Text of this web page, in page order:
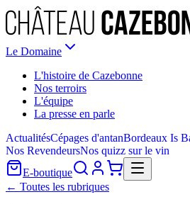
Le Domaine
L'histoire de Cazebonne
Nos terroirs
L'équipe
La presse en parle
ActualitésCépages d'antanBordeaux Is
Nos RevendeursNos quizz sur le vin
E-boutique
← Toutes les rubriques